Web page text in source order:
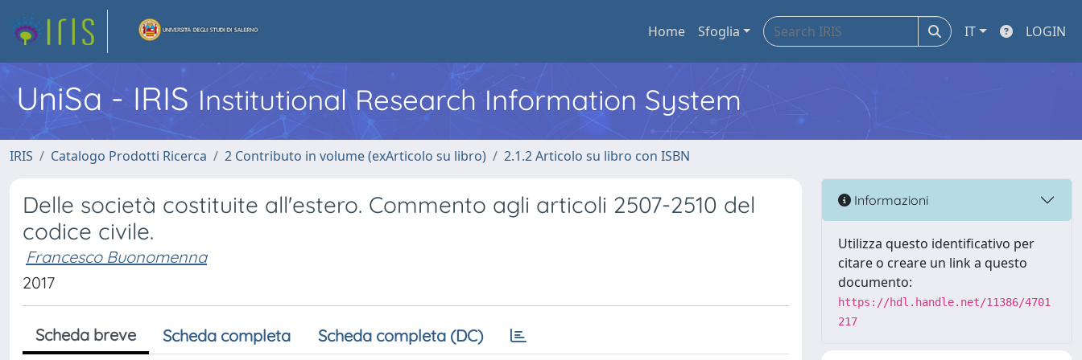
Home Sfoglia IT LOGIN
UniSa - IRIS Institutional Research Information System
IRIS Catalogo Prodotti Ricerca 2 Contributo in volume (exArticolo su libro) 2.1.2 Articolo su libro con ISBN
Delle società costituite all'estero. Commento agli articoli 2507-2510 del
codice civile.
Francesco Buonomenna
2017
Scheda breve Scheda completa Scheda completa (DC)
Informazioni
Utilizza questo identificativo per
citare o creare un link a questo
documento:
https://hdl.handle.net/11386/4701
217